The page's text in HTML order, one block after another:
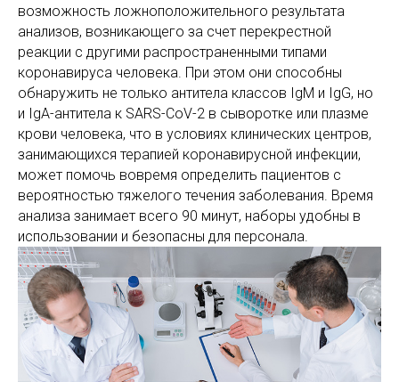
возможность ложноположительного результата
анализов, возникающего за счет перекрестной
реакции с другими распространенными типами
коронавируса человека. При этом они способны
обнаружить не только антитела классов IgM и IgG, но
и IgA-антитела к SARS-CoV-2 в сыворотке или плазме
крови человека, что в условиях клинических центров,
занимающихся терапией коронавирусной инфекции,
может помочь вовремя определить пациентов с
вероятностью тяжелого течения заболевания. Время
анализа занимает всего 90 минут, наборы удобны в
использовании и безопасны для персонала.